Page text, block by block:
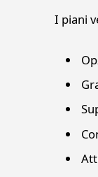
I piani